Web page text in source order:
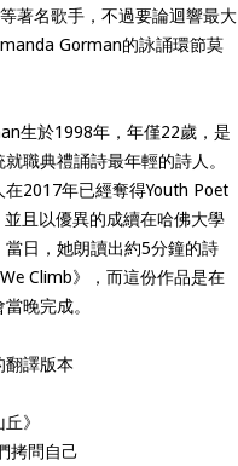
著名歌手，不過要論迴響最大
Gorman的詠誦環節莫
生於1998年，年僅22歲，是
職典禮誦詩最年輕的詩人。
在2017年已經奪得Youth Poet
並且以優異的成續在哈佛大學
當日，她朗讀出約5分鐘的詩
Climb》，而這份作品是在
晚完成。
翻譯版本
》
拷問自己